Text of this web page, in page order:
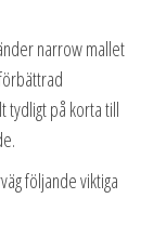
narrow mallet
tydligt på korta till
följande viktiga